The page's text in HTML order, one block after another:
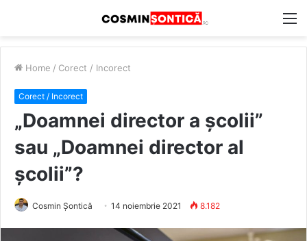
Home / Corect / Incorect
Corect / Incorect
„Doamnei director a școlii”
sau „Doamnei director al
școlii”?
Cosmin Șontică 14 noiembrie 2021 8.182